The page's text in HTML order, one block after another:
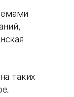
таких